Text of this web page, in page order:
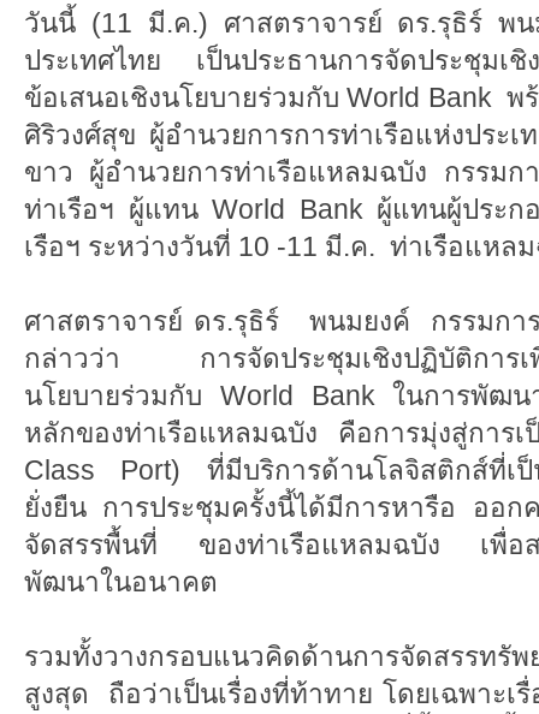
วันนี้ (11 มี.ค.) ศาสตราจารย์ ดร.รุธิร์ พน
ประเทศไทย เป็นประธานการจัดประชุมเชิ
ข้อเสนอเชิงนโยบายร่วมกับ World Bank พ
ศิริวงศ์สุข ผู้อำนวยการการท่าเรือแห่งประ
ขาว ผู้อำนวยการท่าเรือแหลมฉบัง กรรมก
ท่าเรือฯ ผู้แทน World Bank ผู้แทนผู้ประก
เรือฯ ระหว่างวันที่ 10 -11 มี.ค. ท่าเรือแห
ศาสตราจารย์ ดร.รุธิร์ พนมยงค์ กรรมการ
กล่าวว่า การจัดประชุมเชิงปฏิบัติการเพื่
นโยบายร่วมกับ World Bank ในการพัฒน
หลักของท่าเรือแหลมฉบัง คือการมุ่งสู่การเ
Class Port) ที่มีบริการด้านโลจิสติกส์ที่เป็
ยั่งยืน การประชุมครั้งนี้ได้มีการหารือ ออก
จัดสรรพื้นที่ ของท่าเรือแหลมฉบัง เพื่อส
พัฒนาในอนาคต
รวมทั้งวางกรอบแนวคิดด้านการจัดสรรทรัพ
สูงสุด ถือว่าเป็นเรื่องที่ท้าทาย โดยเฉพาะเ